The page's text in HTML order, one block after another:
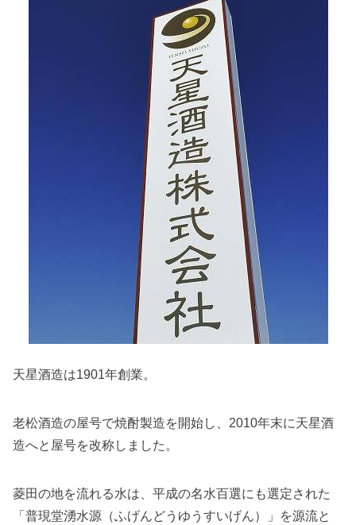
天星酒造は1901年創業。
老松酒造の屋号で焼酎製造を開始し、2010年末に天星酒
造へと屋号を改称しました。
菱田の地を流れる水は 、平成の名水百選にも選定された
「普現堂湧水源（ふげんどうゆうすいげん）」を源流と